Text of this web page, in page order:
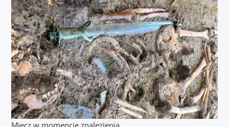
Miecz w momencie znalezienia